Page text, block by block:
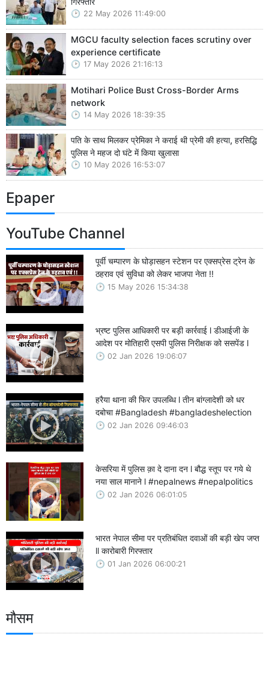
22 May 2026 11:49:00
MGCU faculty selection faces scrutiny over
experience certificate
17 May 2026 21:16:13
Motihari Police Bust Cross-Border Arms
network
14 May 2026 18:39:35
पति के साथ मिलकर प्रेमिका ने कराई थी प्रेमी की हत्या, हरसिद्धि
पुलिस ने महज दो घंटे में किया खुलासा
10 May 2026 16:53:07
Epaper
YouTube Channel
पूर्वी चम्पारण के घोड़ासहन स्टेशन पर एक्सप्रेस ट्रेन के
ठहराव एवं सुविधा को लेकर भाजपा नेता !!
15 May 2026 15:34:38
भ्रष्ट पुलिस आधिकारी पर बड़ी कार्रवाई l डीआईजी के
आदेश पर मोतिहारी एसपी पुलिस निरीक्षक को ससपेंड l
02 Jan 2026 19:06:07
हरैया थाना की फिर उपलब्धि l तीन बांग्लादेशी को धर
दबोचा #Bangladesh #bangladeshelection
02 Jan 2026 09:46:03
केसरिया में पुलिस क़ा दे दाना दन l बौद्ध स्तूप पर गये थे
नया साल मानाने l #nepalnews #nepalpolitics
02 Jan 2026 06:01:05
भारत नेपाल सीमा पर प्रतिबंधित दवाओं की बड़ी खेप जप्त
ll कारोबारी गिरफ्तार
01 Jan 2026 06:00:21
मौसम